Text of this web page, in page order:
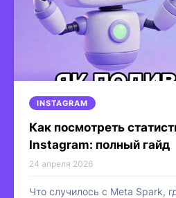
INSTAGRAM
Как посмотреть
Instagram: полный гайд
24 апреля 2026
Что случилось с Meta Spark,